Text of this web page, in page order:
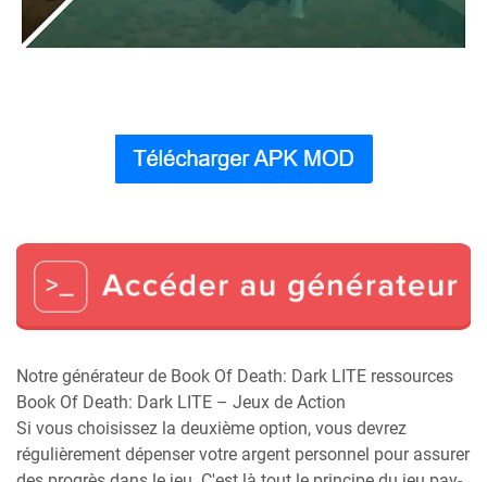
Notre générateur de Book Of Death: Dark LITE ressources
Book Of Death: Dark LITE – Jeux de Action
Si vous choisissez la deuxième option, vous devrez
régulièrement dépenser votre argent personnel pour assurer